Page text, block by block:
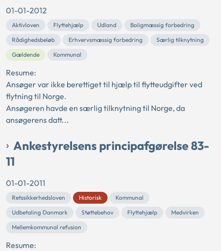
01-01-2012
Aktivloven Flyttehjælp Udland
Boligmæssig forbedring
Rådighedsbeløb
Erhvervsmæssig forbedring
Særlig tilknytning
Gældende
Kommunal
Resume:
Ansøger var ikke berettiget til hjælp til flytteudgifter ved
flytning til Norge.
Ansøgeren havde en særlig tilknytning til Norge, da
ansøgerens datt...
Ankestyrelsens principafgørelse 83-
11
01-01-2011
Retssikkerhedsloven Historisk
Kommunal
Udbetaling Danmark
Støttebehov Flyttehjælp
Medvirken
Mellemkommunal refusion
Resume: